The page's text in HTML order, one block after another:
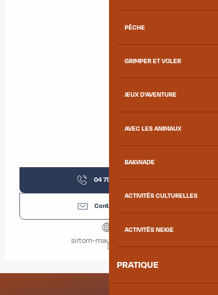
PÊCHE
GRIMPER ET VOLER
JEUX D'AVENTURE
AVEC LES ANIMAUX
BAIGNADE
ACTIVITÉS CULTURELLES
ACTIVITÉS NEIGE
PRATIQUE
04 79 59 92▒▒
Contactez-nous
sirtom-maurienne.com